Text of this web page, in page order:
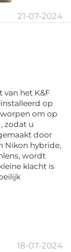
21-07-2024
van het K&F
op
om op
zodat u
door
Nikon hybride,
wordt
klacht is
18-07-2024